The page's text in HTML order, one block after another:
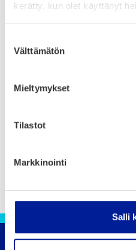
kerätty, kun olet käyttänyt
valinta
Välttämätön
Mieltymykset
Tilastot
Markkinointi
Salli
Ajankohtaista